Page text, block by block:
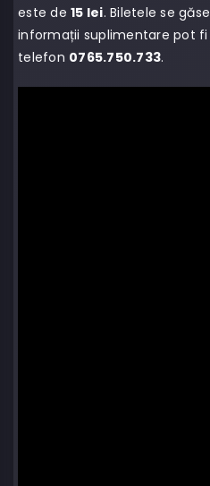
este de 15 lei. Biletele se
informații suplimentare pot
telefon 0765.750.733.